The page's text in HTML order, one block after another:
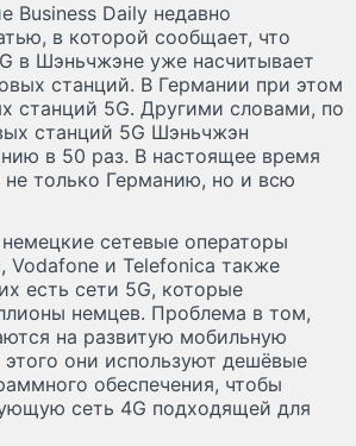
Business Daily недавно
в которой сообщает, что
в Шэньчжэне уже насчитывает
станций. В Германии при этом
станций 5G. Другими словами, по
станций 5G Шэньчжэн
в 50 раз. В настоящее время
только Германию, но и всю
немецкие сетевые операторы
Vodafone и Telefonica также
есть сети 5G, которые
немцев. Проблема в том,
на развитую мобильную
этого они используют дешёвые
обеспечения, чтобы
сеть 4G подходящей для